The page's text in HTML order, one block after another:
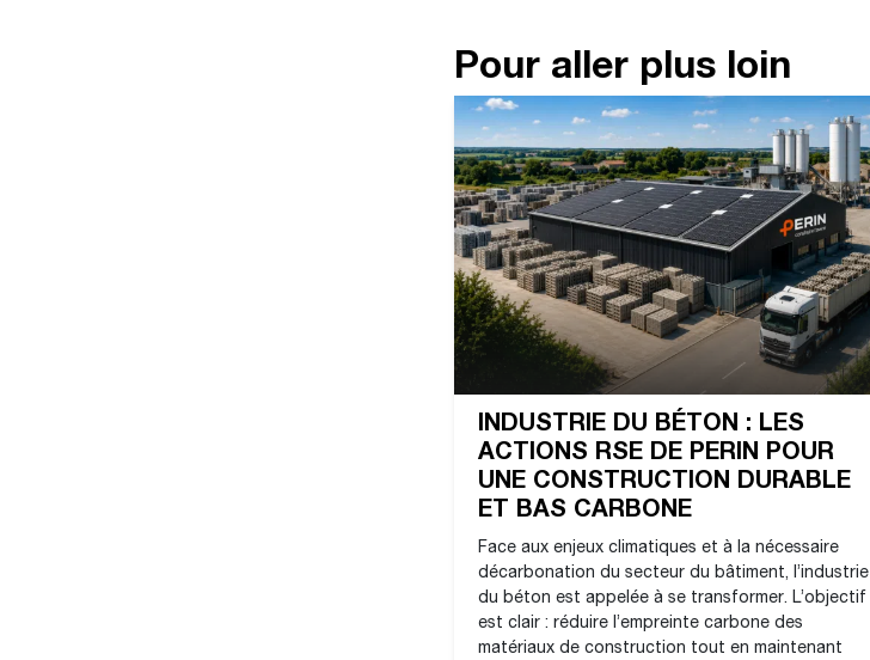
Pour aller plus loin
INDUSTRIE DU BÉTON : LES
ACTIONS RSE DE PERIN POUR
UNE CONSTRUCTION DURABLE
ET BAS CARBONE
Face aux enjeux climatiques et à la nécessaire
décarbonation du secteur du bâtiment, l’industrie
du béton est appelée à se transformer. L’objectif
est clair : réduire l’empreinte carbone des
matériaux de construction tout en maintenant